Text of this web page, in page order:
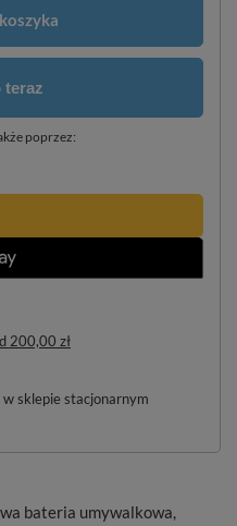
poprzez:
200,00 zł
sklepie stacjonarnym
bateria umywalkowa,